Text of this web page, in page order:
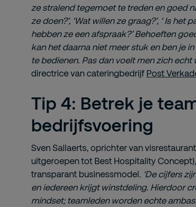
ze stralend tegemoet te treden en goed
ze doen?’, ‘Wat willen ze graag?’, ‘ Is het
hebben ze een afspraak?’ Behoeften
kan het daarna niet meer stuk en ben je
te bedienen. Pas dan voelt men zich echt
directrice van cateringbedrijf Post
Tip 4: Betrek je
bedrijfsvoering
Sven Sallaerts, oprichter van visrestaurant
uitgeroepen tot Best Hospitality
transparant businessmodel. ‘De cijfers
en iedereen krijgt winstdeling. Hierdoor
mindset; teamleden worden echte